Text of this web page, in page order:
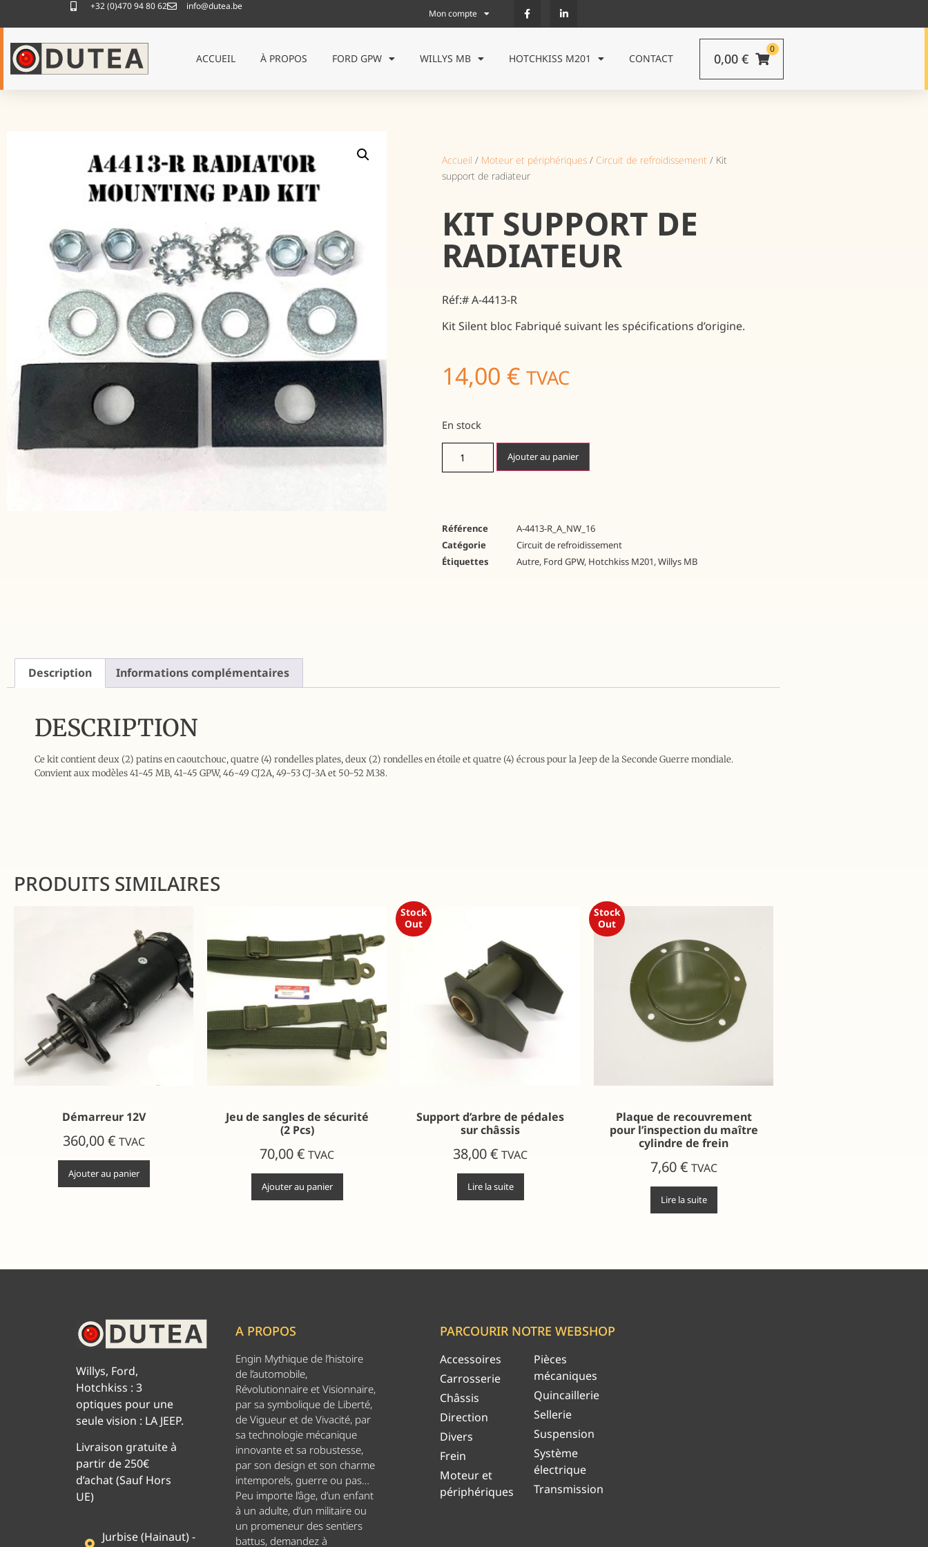
+32 (0)470 94 80 62 info@dutea.be
Mon compte
ACCUEIL À PROPOS FORD GPW WILLYS MB HOTCHKISS M201 CONTACT
0
0,00 €
Accueil / Moteur et périphériques / Circuit de refroidissement / Kit
support de radiateur
KIT SUPPORT DE
RADIATEUR
Réf:# A-4413-R
Kit Silent bloc Fabriqué suivant les spécifications d’origine.
14,00 € TVAC
En stock
Ajouter au panier
Référence
A-4413-R_A_NW_16
Catégorie
Circuit de refroidissement
Étiquettes
Autre, Ford GPW, Hotchkiss M201,Willys MB
Description Informations complémentaires
DESCRIPTION
Ce kit contient deux (2) patins en caoutchouc, quatre (4) rondelles plates, deux (2) rondelles en étoile et quatre (4) écrous pour la Jeep de la Seconde Guerre mondiale.
Convient aux modèles 41-45 MB, 41-45 GPW, 46-49 CJ2A, 49-53 CJ-3A et 50-52 M38.
PRODUITS SIMILAIRES
Démarreur 12V
360,00€ TVAC
Ajouter au panier
Jeu de sangles de sécurité
(2 Pcs)
70,00€ TVAC
Ajouter au panier
Stock
Out
Support d’arbre de pédales
sur châssis
38,00€ TVAC
Lire la suite
Stock
Out
Plaque de recouvrement
pour l’inspection du maître
cylindre de frein
7,60€ TVAC
Lire la suite
Willys, Ford,
Hotchkiss : 3
optiques pour une
seule vision : LA JEEP.
Livraison gratuite à
partir de 250€
d’achat (Sauf Hors
UE)
Jurbise (Hainaut) -
A PROPOS
Engin Mythique de l’histoire
de l’automobile,
Révolutionnaire et Visionnaire,
par sa symbolique de Liberté,
de Vigueur et de Vivacité, par
sa technologie mécanique
innovante et sa robustesse,
par son design et son charme
intemporels, guerre ou pas…
Peu importe l’âge, d’un enfant
à un adulte, d’un militaire ou
un promeneur des sentiers
battus, demandez à
PARCOURIR NOTRE WEBSHOP
Accessoires
Carrosserie
Châssis
Direction
Divers
Frein
Moteur et
périphériques
Pièces
mécaniques
Quincaillerie
Sellerie
Suspension
Système
électrique
Transmission